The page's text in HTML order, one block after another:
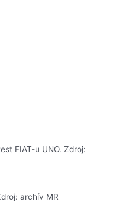
FIAT-u UNO. Zdroj:
archív MR